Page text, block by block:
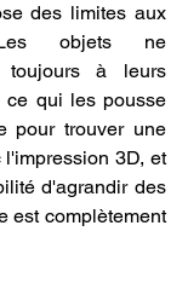
des limites aux
Les objets ne
toujours à leurs
ce qui les pousse
pour trouver une
3D, et
d'agrandir des
est complètement